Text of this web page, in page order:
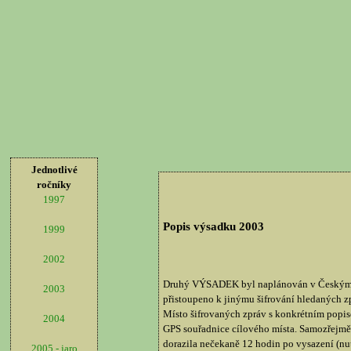
Jednotlivé
ročníky
1997
1999
2002
2003
2004
2005 - jaro
Popis výsadku 2003
Druhý VÝSADEK byl naplánován v
přistoupeno k jinýmu šifrování hledaných
Místo šifrovaných zpráv s konkrétním
GPS souřadnice cílového místa.
dorazila nečekaně 12 hodin po vysazení